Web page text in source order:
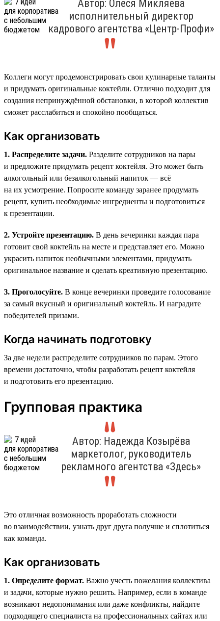
Автор: Олеся Микляева
исполнительный директор
кадрового агентства «Центр-Профи»
Коллеги могут продемонстрировать свои кулинарные таланты
и придумать оригинальные коктейли. Отлично подходит для
создания непринуждённой обстановки, в которой коллектив
сможет расслабиться и спокойно пообщаться.
Как организовать
1. Распределите задачи. Разделите сотрудников на пары
и предложите придумать рецепт коктейля. Это может быть
алкогольный или безалкогольный напиток — всё
на их усмотрение. Попросите команду заранее продумать
рецепт, купить необходимые ингредиенты и подготовиться
к презентации.
2. Устройте презентацию. В день вечеринки каждая пара
готовит свой коктейль на месте и представляет его. Можно
украсить напиток необычными элементами, придумать
оригинальное название и сделать креативную презентацию.
3. Проголосуйте. В конце вечеринки проведите голосование
за самый вкусный и оригинальный коктейль. И наградите
победителей призами.
Когда начинать подготовку
За две недели распределите сотрудников по парам. Этого
времени достаточно, чтобы разработать рецепт коктейля
и подготовить его презентацию.
Групповая практика
Автор: Надежда Козырёва
маркетолог, руководитель
рекламного агентства «Здесь»
Это отличная возможность проработать сложности
во взаимодействии, узнать друг друга получше и сплотиться
как команда.
Как организовать
1. Определите формат. Важно учесть пожелания коллектива
и задачи, которые нужно решить. Например, если в команде
возникают недопонимания или даже конфликты, найдите
подходящего специалиста на профессиональных сайтах или